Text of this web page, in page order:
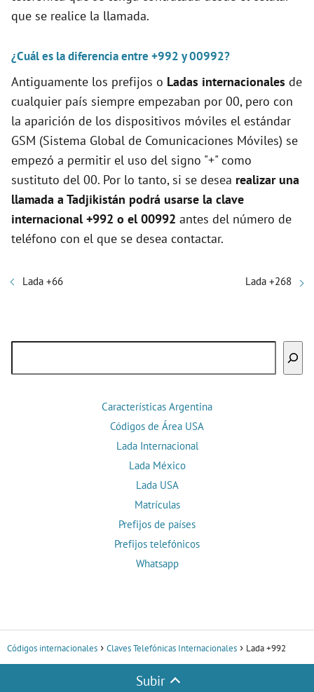
que se realice la llamada.
¿Cuál es la diferencia entre +992 y 00992?
Antiguamente los prefijos o Ladas internacionales de
cualquier país siempre empezaban por 00, pero con
la aparición de los dispositivos móviles el estándar
GSM (Sistema Global de Comunicaciones Móviles) se
empezó a permitir el uso del signo "+" como
sustituto del 00. Por lo tanto, si se desea realizar una
llamada a Tadjikistán podrá usarse la clave
internacional +992 o el 00992 antes del número de
teléfono con el que se desea contactar.
Lada +66 Lada +268
Características Argentina
Códigos de Área USA
Lada Internacional
Lada México
Lada USA
Matrículas
Prefijos de países
Prefijos telefónicos
Whatsapp
Códigos internacionales Claves Telefónicas Internacionales Lada +992
Subir